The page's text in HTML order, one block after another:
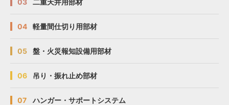
03 二重天井用部材
04 軽量間仕切り用部材
05 盤・火災報知設備用部材
06 吊り・振れ止め部材
07 ハンガー・サポートシステム